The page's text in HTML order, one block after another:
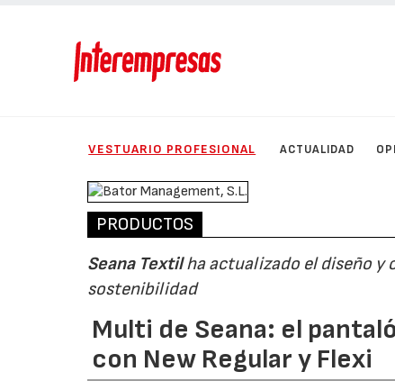
VESTUARIO PROFESIONAL ACTUALIDAD
PRODUCTOS
Seana Textilha actualizado el diseño y
sostenibilidad
Multi de Seana: el
con New Regular y Flexi